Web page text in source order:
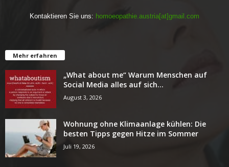
Kontaktieren Sie uns: homoeopathie.austria[at]gmail.com
Mehr erfahren
„What about me“ Warum Menschen auf
Social Media alles auf sich...
August 3, 2026
Wohnung ohne Klimaanlage kühlen: Die
besten Tipps gegen Hitze im Sommer
Juli 19, 2026